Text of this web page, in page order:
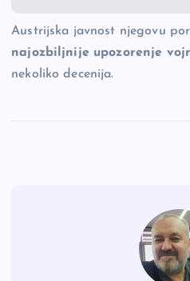
Austrijska javnost njegovu
najozbiljnije upozorenje
nekoliko decenija.